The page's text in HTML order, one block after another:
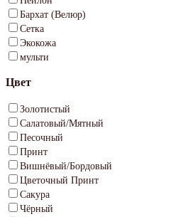
Бархат (Велюр)
Сетка
Экокожа
мульти
Цвет
Золотистый
Салатовый/Мятный
Песочный
Принт
Вишнёвый/Бордовый
Цветочный Принт
Сакура
Чёрный